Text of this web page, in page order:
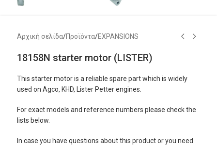
Αρχική σελίδα/Προϊόντα/EXPANSIONS
18158N starter motor (LISTER)
This starter motor is a reliable spare part which is widely
used on Agco, KHD, Lister Petter engines.
For exact models and reference numbers please check the
lists below.
In case you have questions about this product or you need